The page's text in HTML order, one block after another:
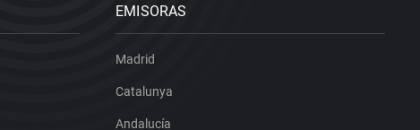
EMISORAS
Madrid
Catalunya
Andalucía